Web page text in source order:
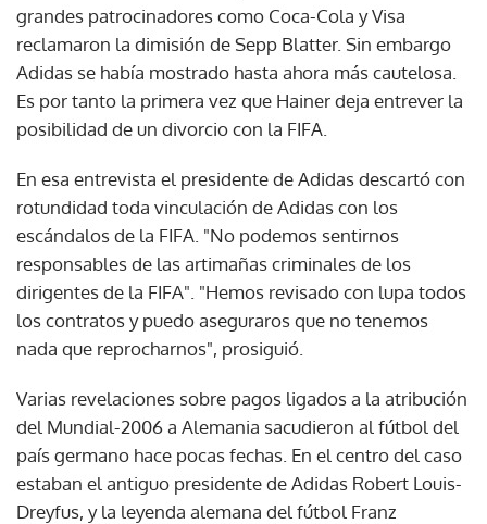
grandes patrocinadores como Coca-Cola y Visa
reclamaron la dimisión de Sepp Blatter. Sin embargo
Adidas se había mostrado hasta ahora más cautelosa.
Es por tanto la primera vez que Hainer deja entrever la
posibilidad de un divorcio con la FIFA.
En esa entrevista el presidente de Adidas descartó con
rotundidad toda vinculación de Adidas con los
escándalos de la FIFA. "No podemos sentirnos
responsables de las artimañas criminales de los
dirigentes de la FIFA". "Hemos revisado con lupa todos
los contratos y puedo aseguraros que no tenemos
nada que reprocharnos", prosiguió.
Varias revelaciones sobre pagos ligados a la atribución
del Mundial-2006 a Alemania sacudieron al fútbol del
país germano hace pocas fechas. En el centro del caso
estaban el antiguo presidente de Adidas Robert Louis-
Dreyfus, y la leyenda alemana del fútbol Franz